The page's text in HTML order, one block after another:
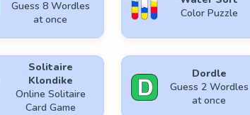
Guess 8 Wordles
at once
Color Puzzle
Solitaire
Klondike
Online Solitaire
Card Game
Dordle
Guess 2 Wordles
at once